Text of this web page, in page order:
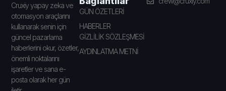
Cruxiy yapay zeka ve
otomasyon araçlarını
kullanarak senin için
güncel pazarlama
haberlerini okur, özetler,
önemli noktalarını
işaretler ve sana e-
posta olarak her gün
GÜN ÖZETLERİ
HABERLER
GİZLİLİK SÖZLEŞMESİ
AYDINLATMA METNİ